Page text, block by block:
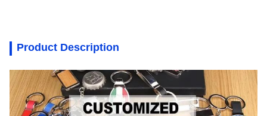
Product Description